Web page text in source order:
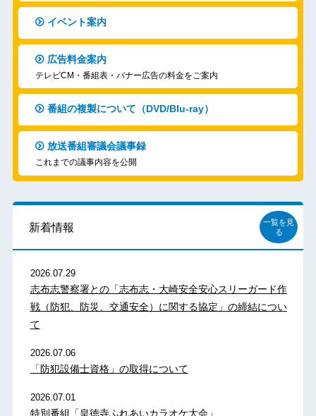
イベント案内
広告料金案内
テレビCM・番組表・バナー広告の料金をご案内
番組の複製について（DVD/Blu-ray）
放送番組審議会議事録
これまでの議事内容を公開
新着情報
一覧を見
る
2026.07.29
志布志警察署との「志布志・大崎安全安心スリーガード作
戦（防犯、防災、交通安全）に関する協定」の締結につい
て
2026.07.06
「防犯設備士資格」の取得について
2026.07.01
特別番組「皇徳寺ふれあいカラオケ大会」